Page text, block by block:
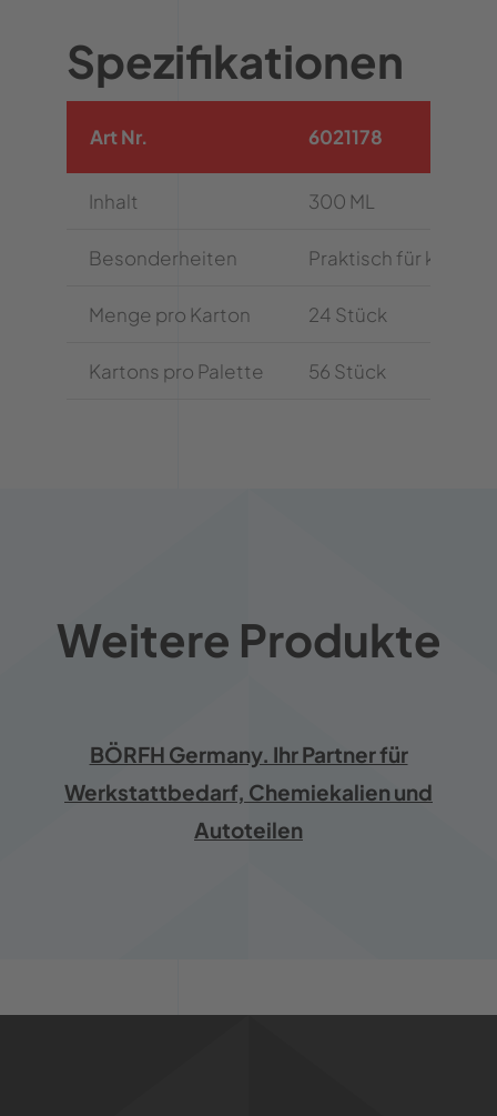
Spezifikationen
Art Nr. 6021178
Inhalt 300 ML
Besonderheiten Praktisch für kleine
Menge pro Karton 24 Stück
Kartons pro Palette 56 Stück
Weitere Produkte
BÖRFH Germany. Ihr Partner für
Werkstattbedarf, Chemiekalien und
Autoteilen